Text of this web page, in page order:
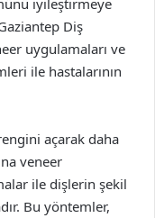
Diş
uygulamaları ve
ile hastalarının
açarak daha
veneer
ile dişlerin şekil
Bu yöntemler,